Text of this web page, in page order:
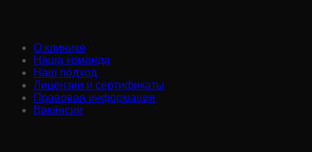
О клинике
Наша команда
Наш подход
Лицензии и сертификаты
Правовая информация
Вакансии